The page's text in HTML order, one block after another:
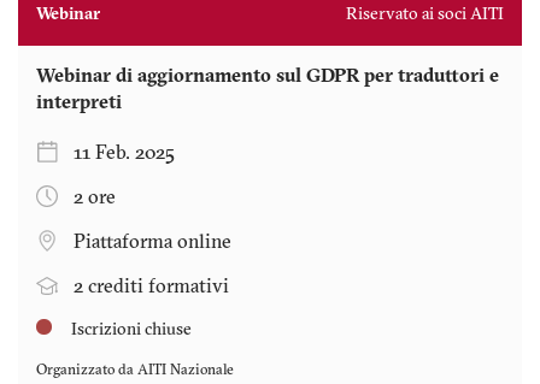
Webinar Riservato ai soci AITI
Webinar di aggiornamento sul GDPR per traduttori e
interpreti
11 Feb. 2025
2 ore
Piattaforma online
2 crediti formativi
Iscrizioni chiuse
Organizzato da AITI Nazionale